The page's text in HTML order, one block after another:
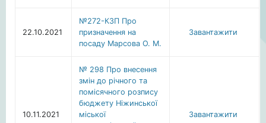
22.10.2021
№272-КЗП Про
призначення на
посаду Марсова О. М.
Завантажити
10.11.2021
№ 298 Про внесення
змін до річного та
помісячного розпису
бюджету Ніжинської
міської
Завантажити